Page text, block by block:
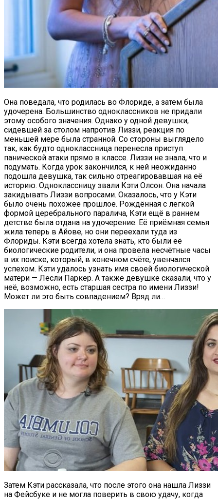
Она поведала, что родилась во Флориде, а затем была
удочерена. Большинство одноклассников не придали
этому особого значения. Однако у одной девушки,
сидевшей за столом напротив Лиззи, реакция по
меньшей мере была странной. Со стороны выглядело
так, как будто одноклассница перенесла приступ
панической атаки прямо в классе. Лиззи не знала, что и
подумать. Когда урок закончился, к ней неожиданно
подошла девушка, так сильно отреагировавшая на её
историю. Одноклассницу звали Кэти Олсон. Она начала
закидывать Лиззи вопросами. Оказалось, что у Кэти
было очень похожее прошлое. Рождённая с легкой
формой церебрального паралича, Кэти ещё в раннем
детстве была отдана на удочерение. Её приёмная семья
жила теперь в Айове, но они переехали туда из
Флориды. Кэти всегда хотела знать, кто были её
биологические родители, и она провела несчётные часы
в их поиске, который, в конечном счёте, увенчался
успехом. Кэти удалось узнать имя своей биологической
матери — Лесли Паркер. А также девушке сказали, что у
неё, возможно, есть старшая сестра по имени Лиззи!
Может ли это быть совпадением? Вряд ли…
Затем Кэти рассказала, что после этого она нашла Лиззи
на Фейсбуке и не могла поверить в свою удачу, когда